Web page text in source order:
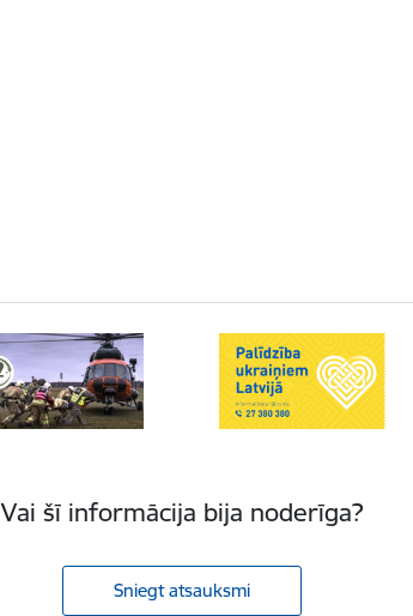
Vai šī informācija bija noderīga?
Sniegt atsauksmi